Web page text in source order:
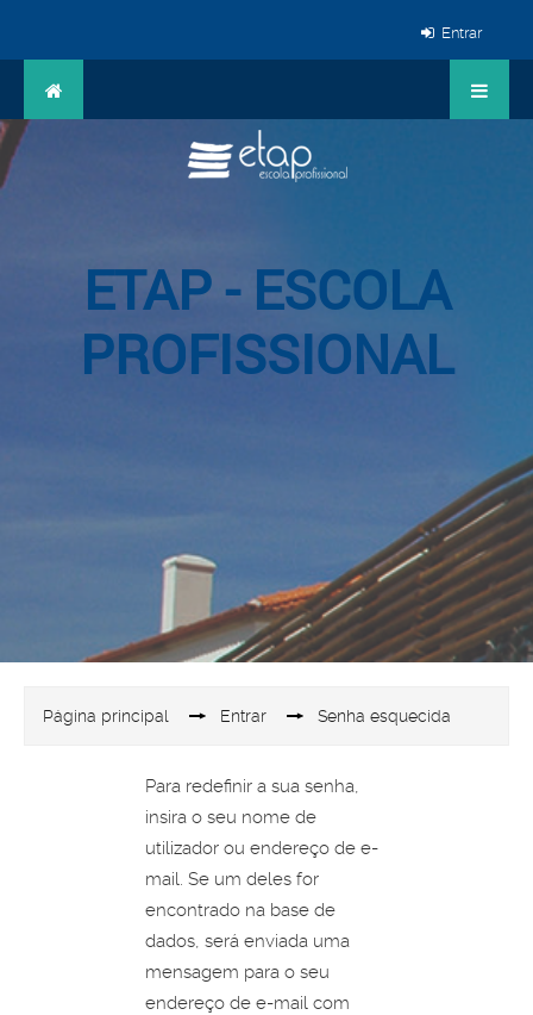
Entrar
ETAP - ESCOLA
PROFISSIONAL
Página principal → Entrar → Senha esquecida
Para redefinir a sua senha,
insira o seu nome de
utilizador ou endereço de e-
mail. Se um deles for
encontrado na base de
dados, será enviada uma
mensagem para o seu
endereço de e-mail com